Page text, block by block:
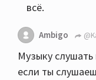
всё.
Ambigo
Музыку
если ты